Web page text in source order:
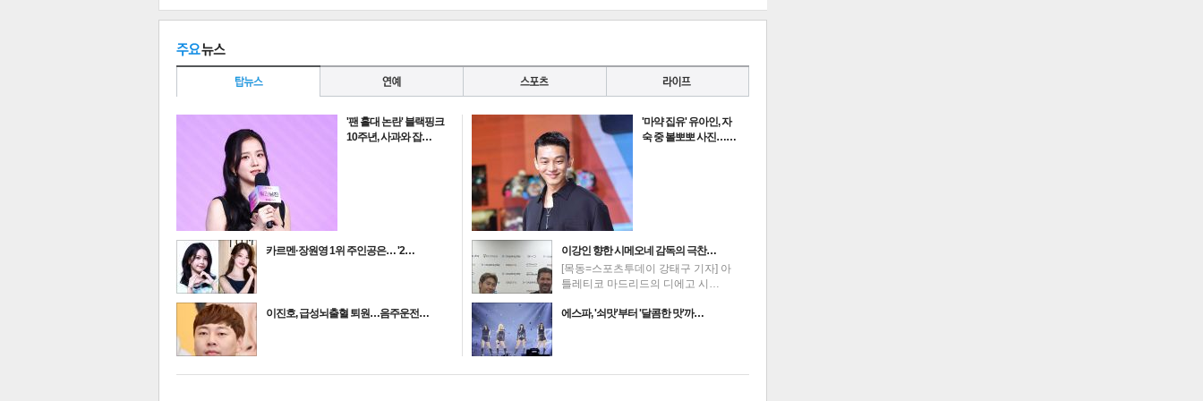
최신뉴스
'팬 홀대 논란' 블랙핑크
10주년, 사과와 잡…
카르멘·장원영 1위 주인공은… '2…
이진호, 급성뇌출혈 퇴원…음주운전…
'마약 집유' 유아인, 자
숙 중 볼뽀뽀 사진……
이강인 향한 시메오네 감독의 극찬…
[목동=스포츠투데이 강태구 기자] 아
틀레티코 마드리드의 디에고 시…
에스파, '쇠맛'부터 '달콤한 맛'까…